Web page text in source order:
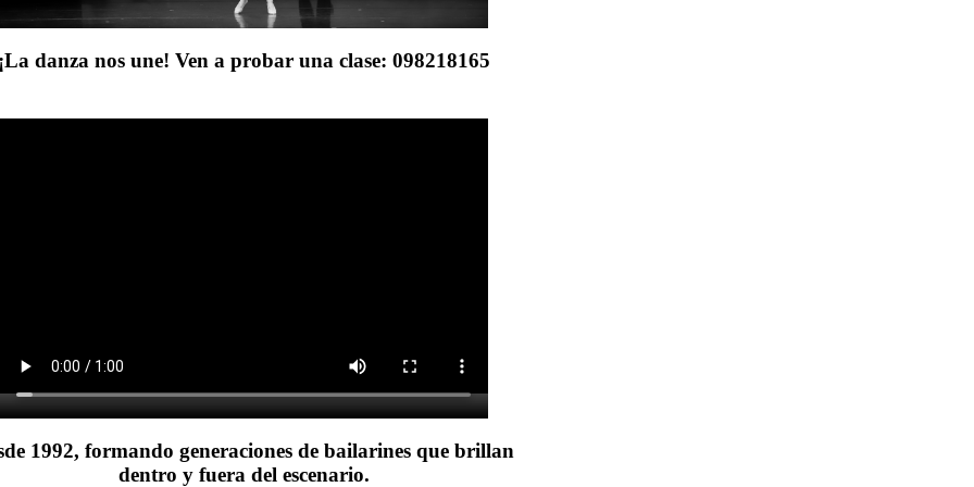
danza nos une! Ven a probar una clase: 098218165
1992, formando generaciones de bailarines que brillan
dentro y fuera del escenario.